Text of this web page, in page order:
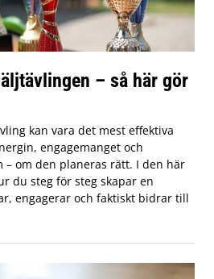
– så här gör
kan vara det mest effektiva
engagemanget och
om den planeras rätt. I den här
du steg för steg skapar en
engagerar och faktiskt bidrar till